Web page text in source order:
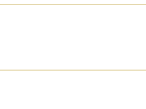
PUSZYSTYCH TTW01 - JASNY